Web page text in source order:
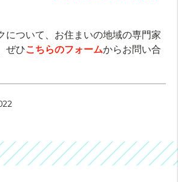
について、お住まいの地域の専門家
ぜひこちらのフォームからお問い合